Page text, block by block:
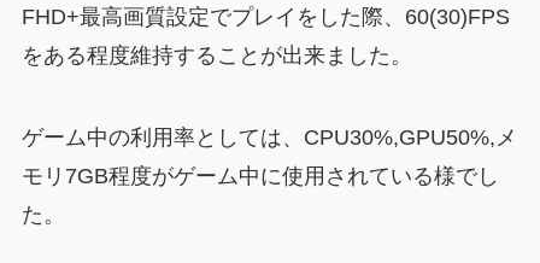
FHD+最高画質設定でプレイをした際、60(30)FPS
をある程度維持することが出来ました。
ゲーム中の利用率としては、CPU30%,GPU50%,メ
モリ7GB程度がゲーム中に使用されている様でし
た。